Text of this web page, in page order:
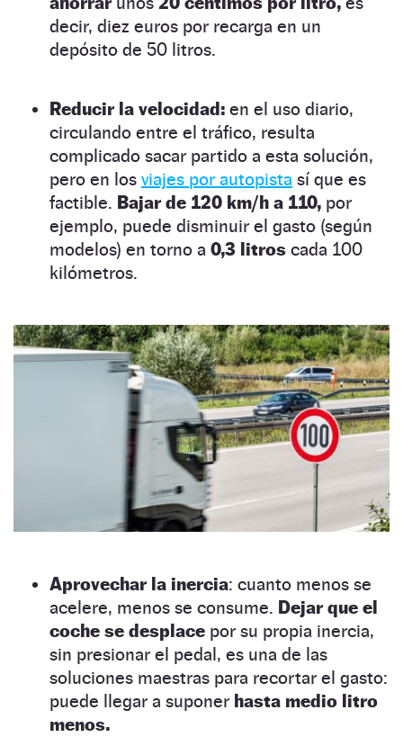
decir, diez euros por recarga en un
depósito de 50 litros.
Reducir la velocidad: en el uso diario,
circulando entre el tráfico, resulta
complicado sacar partido a esta solución,
pero en los viajes por autopista sí que es
factible. Bajar de 120 km/h a 110, por
ejemplo, puede disminuir el gasto (según
modelos) en torno a 0,3 litros cada 100
kilómetros.
Aprovechar la inercia: cuanto menos se
acelere, menos se consume. Dejar que el
coche se desplace por su propia inercia,
sin presionar el pedal, es una de las
soluciones maestras para recortar el gasto:
puede llegar a suponer hasta medio litro
menos.